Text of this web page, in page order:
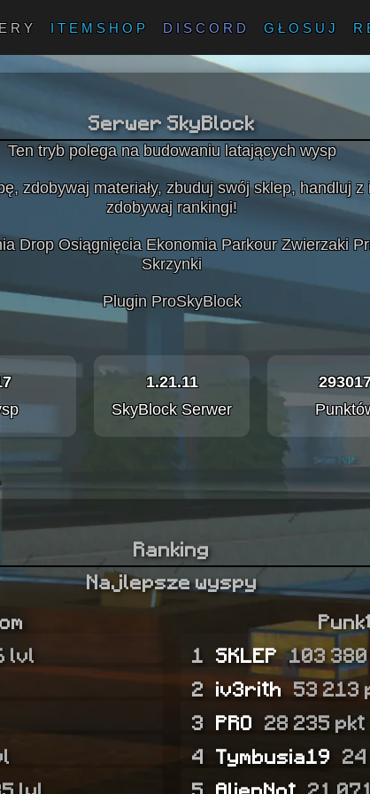
ITEMSHOP DISCORD GŁOSUJ
Serwer SkyBlock
Ten tryb polega na budowaniu latających wysp
zdobywaj materiały, zbuduj swój sklep, handluj
zdobywaj rankingi!
Drop Osiągnięcia Ekonomia Parkour Zwierzaki
Skrzynki
Plugin ProSkyBlock
1.21.11
SkyBlock Serwer
Ranking
Najlepsze wyspy
lvl
1 SKLEP 103
2 iv3rith 53 213
3 PRO 28 235 pkt
4 Tymbusia19